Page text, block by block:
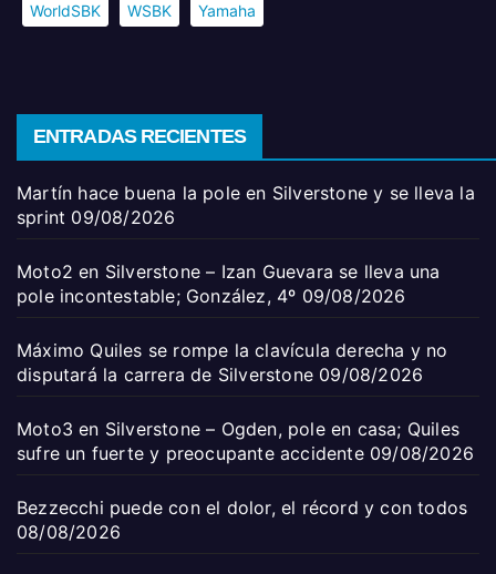
WorldSBK WSBK Yamaha
ENTRADAS RECIENTES
Martín hace buena la pole en Silverstone y se lleva la
sprint 09/08/2026
Moto2 en Silverstone – Izan Guevara se lleva una
pole incontestable; González, 4º 09/08/2026
Máximo Quiles se rompe la clavícula derecha y no
disputará la carrera de Silverstone 09/08/2026
Moto3 en Silverstone – Ogden, pole en casa; Quiles
sufre un fuerte y preocupante accidente 09/08/2026
Bezzecchi puede con el dolor, el récord y con todos
08/08/2026